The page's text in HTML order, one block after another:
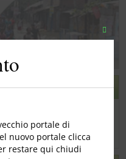
Chiudi
portale di
nuovo portale clicca
restare qui chiudi